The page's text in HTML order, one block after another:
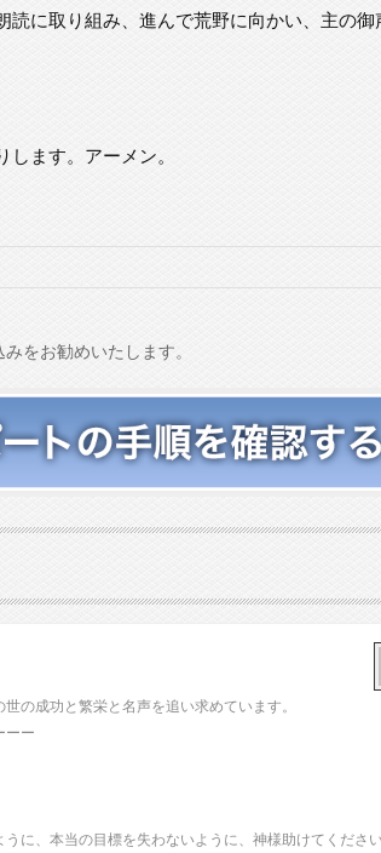
に取り組み、進んで荒野に向かい、主の御
ます。アーメン。
をお勧めいたします。
の成功と繁栄と名声を追い求めています。
ーー
に、本当の目標を失わないように、神様助けてください